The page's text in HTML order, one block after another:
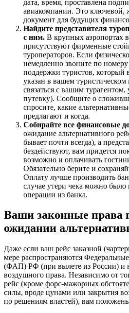
дата, время, проставлена
авиакомпании. Это ключевой,
документ для будущих
Найдите представителя
с ним. В крупных аэропортах
присутствуют фирменные
туроператоров. Если
немедленно звоните по
поддержки туристов, который
указан в вашем туристическом
связаться с вашим
путевку). Сообщите о
спросите, какие
предлагают и когда.
Собирайте все финансовые
ожидание альтернативного
бывает почти всегда), а
бездействуют, вам придется
возможно и оплачивать
Обязательно берите и
Оплату лучше производить
случае утери чека можно
операции из банка.
Ваши законные права
ожидании
Даже если ваш рейс заказной
мере распространяются
(ФАП) РФ (при вылете из России) и
воздушного права. Независимо от
рейс (кроме форс-мажорных
силы, вроде цунами или закрытия
по решениям властей), вам